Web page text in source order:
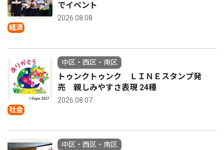
経済
でイベント
2026.08.08
社会
中区・西区・南区
トゥンクトゥンク ＬＩＮＥスタンプ発
売 親しみやすさ表現 24種
2026.08.07
中区・西区・南区